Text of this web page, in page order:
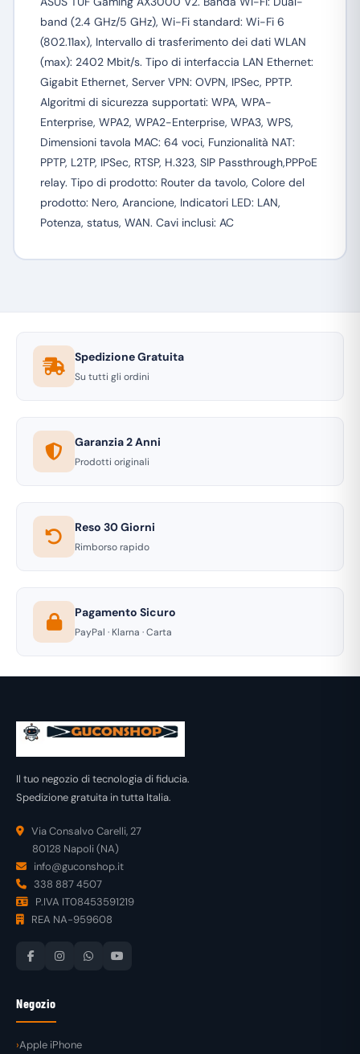
band (2.4 GHz/5 GHz), Wi-Fi standard: Wi-Fi 6
(802.11ax), Intervallo di trasferimento dei dati WLAN
(max): 2402 Mbit/s. Tipo di interfaccia LAN Ethernet:
Gigabit Ethernet, Server VPN: OVPN, IPSec, PPTP.
Algoritmi di sicurezza supportati: WPA, WPA-
Enterprise, WPA2, WPA2-Enterprise, WPA3, WPS,
Dimensioni tavola MAC: 64 voci, Funzionalità NAT:
PPTP, L2TP, IPSec, RTSP, H.323, SIP Passthrough,PPPoE
relay. Tipo di prodotto: Router da tavolo, Colore del
prodotto: Nero, Arancione, Indicatori LED: LAN,
Potenza, status, WAN. Cavi inclusi: AC
Spedizione Gratuita
Su tutti gli ordini
Garanzia 2 Anni
Prodotti originali
Reso 30 Giorni
Rimborso rapido
Pagamento Sicuro
PayPal · Klarna · Carta
Il tuo negozio di tecnologia di fiducia.
Spedizione gratuita in tutta Italia.
Via Consalvo Carelli, 27
80128 Napoli (NA)
info@guconshop.it
338 887 4507
P.IVA IT08453591219
REA NA-959608
Negozio
Apple iPhone